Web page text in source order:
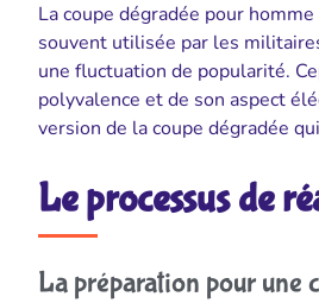
La coupe dégradée pour
souvent utilisée par les
une fluctuation de popularité.
polyvalence et de son aspect
version de la coupe dégradée
Le processus de
La préparation pour une